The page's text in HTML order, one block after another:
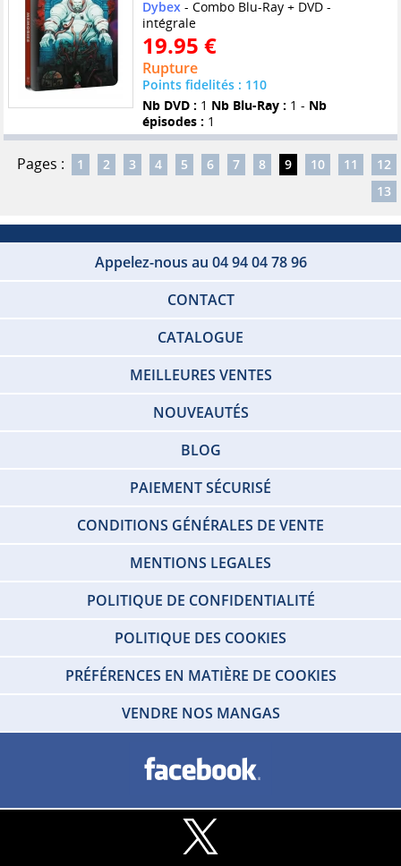
Dybex- Combo Blu-Ray + DVD -
intégrale
19.95 €
Rupture
Points fidelités : 110
Nb DVD : 1 Nb Blu-Ray : 1 - Nb
épisodes : 1
Pages : 1 2 3 4 5 6 7 8 9 10 11
12
13
Appelez-nous au 04 94 04 78 96
CONTACT
CATALOGUE
MEILLEURES VENTES
NOUVEAUTÉS
BLOG
PAIEMENT SÉCURISÉ
CONDITIONS GÉNÉRALES DE VENTE
MENTIONS LEGALES
POLITIQUE DE CONFIDENTIALITÉ
POLITIQUE DES COOKIES
PRÉFÉRENCES EN MATIÈRE DE COOKIES
VENDRE NOS MANGAS